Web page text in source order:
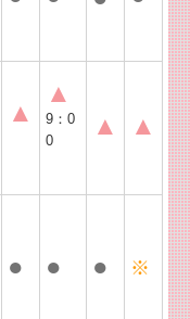
▲
▲
9：0
0
▲ ▲
● ● ● ※